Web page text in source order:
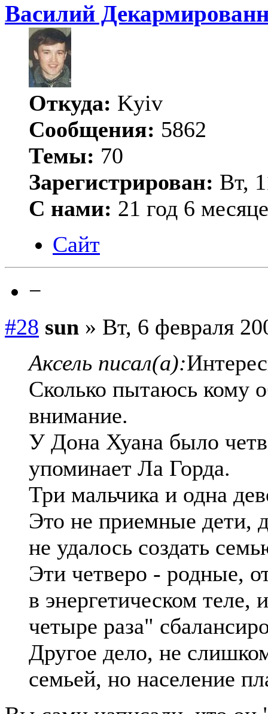
Василий
Откуда: Kyiv
Сообщения: 5862
Темы: 70
Зарегистрирован: Вт,
С нами: 21 год 6
Сайт
−
#28 sun » Вт, 6 февраля
Аксель писал(а):
Сколько пытаюсь кому
внимание.
У Дона Хуана было
упоминает Ла Горда.
Три мальчика и одна
Это не приемные дети,
не удалось создать
Эти четверо - родные,
в энергетическом теле,
четыре раза"
Другое дело, не
семьей, но население